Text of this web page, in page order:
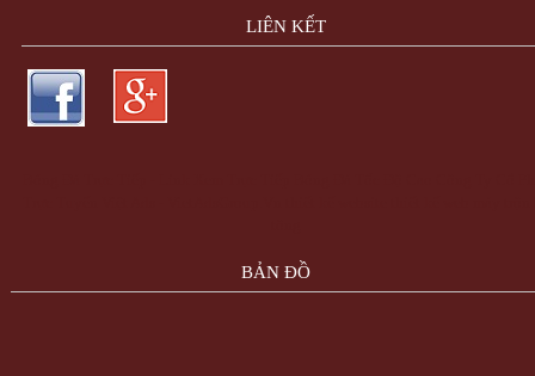
LIÊN KẾT
BẢN ĐỒ